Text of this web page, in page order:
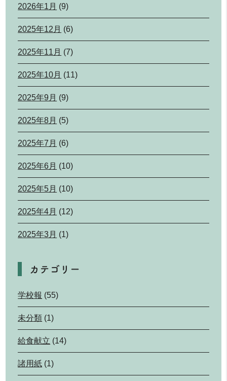
2026年1月 (9)
2025年12月 (6)
2025年11月 (7)
2025年10月 (11)
2025年9月 (9)
2025年8月 (5)
2025年7月 (6)
2025年6月 (10)
2025年5月 (10)
2025年4月 (12)
2025年3月 (1)
カテゴリー
学校報 (55)
未分類 (1)
給食献立 (14)
諸用紙 (1)